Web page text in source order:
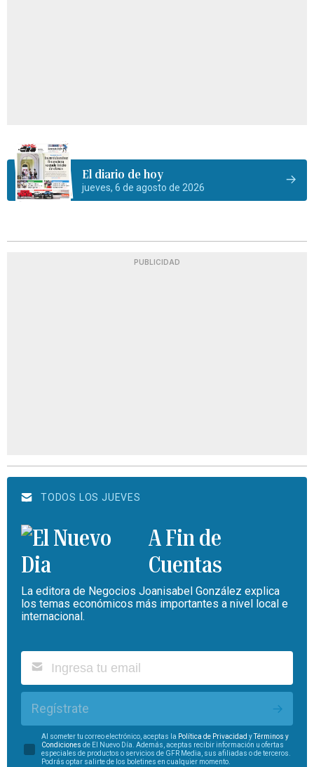
El diario de hoy
jueves, 6 de agosto de 2026
PUBLICIDAD
TODOS LOS JUEVES
A Fin de
Cuentas
La editora de Negocios Joanisabel González explica
los temas económicos más importantes a nivel local e
internacional.
Regístrate
Al someter tu correo electrónico, aceptas la Política de Privacidad yTérminos y
Condiciones de El Nuevo Día. Además, aceptas recibir información u ofertas
especiales de productos o servicios de GFR Media, sus afiliadas o de terceros.
Podrás optar salirte de los boletines en cualquier momento.